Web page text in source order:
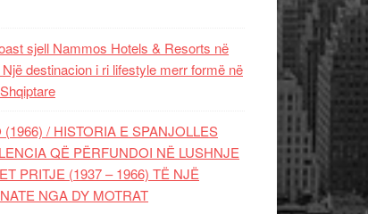
sjell Nammos Hotels & Resorts në
destinacion i ri lifestyle merr formë në
(1966) / HISTORIA E SPANJOLLES
QË PËRFUNDOI NË LUSHNJE
PRITJE (1937 – 1966) TË NJË
NGA DY MOTRAT